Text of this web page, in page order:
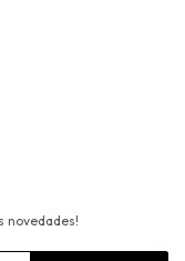
novedades!